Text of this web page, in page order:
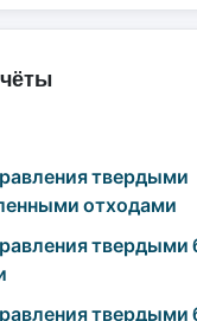
твердыми
отходами